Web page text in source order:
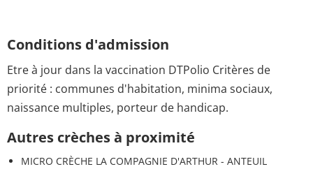
Conditions d'admission
Etre à jour dans la vaccination DTPolio Critères de
priorité : communes d'habitation, minima sociaux,
naissance multiples, porteur de handicap.
Autres crèches à proximité
MICRO CRÈCHE LA COMPAGNIE D'ARTHUR - ANTEUIL